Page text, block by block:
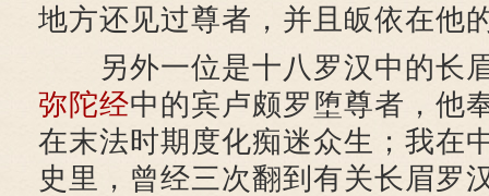
地方还见过尊者，并且皈依在他
另外一位是十八罗汉中的长
弥陀经中的宾卢颇罗堕尊者，他
在末法时期度化痴迷众生；我在
史里，曾经三次翻到有关长眉罗